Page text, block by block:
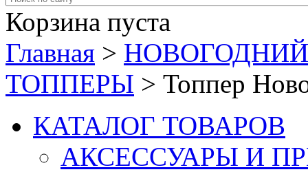
Корзина пуста
Главная >
ТОППЕРЫ > Топпер
КАТАЛОГ ТОВАРОВ
АКСЕССУАРЫ И